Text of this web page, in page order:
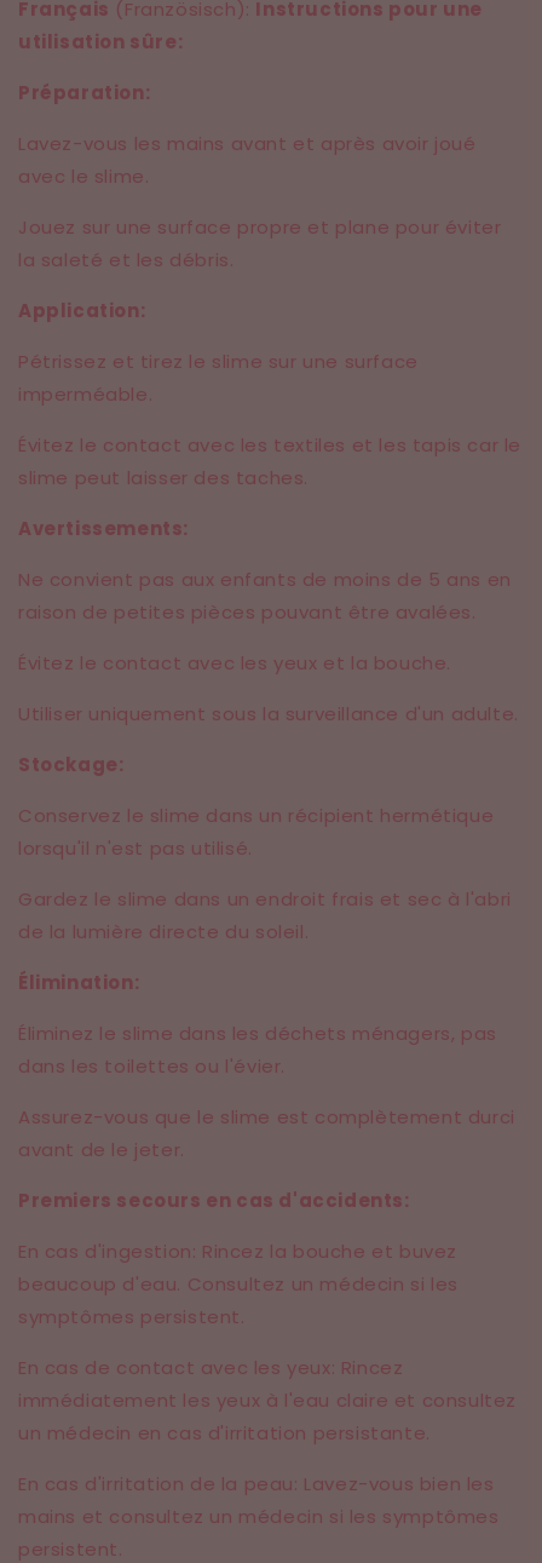
Français (Französisch): Instructions pour une
utilisation sûre:
Préparation:
Lavez-vous les mains avant et après avoir joué
avec le slime.
Jouez sur une surface propre et plane pour éviter
la saleté et les débris.
Application:
Pétrissez et tirez le slime sur une surface
imperméable.
Évitez le contact avec les textiles et les tapis car le
slime peut laisser des taches.
Avertissements:
Ne convient pas aux enfants de moins de 5 ans en
raison de petites pièces pouvant être avalées.
Évitez le contact avec les yeux et la bouche.
Utiliser uniquement sous la surveillance d'un adulte.
Stockage:
Conservez le slime dans un récipient hermétique
lorsqu'il n'est pas utilisé.
Gardez le slime dans un endroit frais et sec à l'abri
de la lumière directe du soleil.
Élimination:
Éliminez le slime dans les déchets ménagers, pas
dans les toilettes ou l'évier.
Assurez-vous que le slime est complètement durci
avant de le jeter.
Premiers secours en cas d'accidents:
En cas d'ingestion: Rincez la bouche et buvez
beaucoup d'eau. Consultez un médecin si les
symptômes persistent.
En cas de contact avec les yeux: Rincez
immédiatement les yeux à l'eau claire et consultez
un médecin en cas d'irritation persistante.
En cas d'irritation de la peau: Lavez-vous bien les
mains et consultez un médecin si les symptômes
persistent.